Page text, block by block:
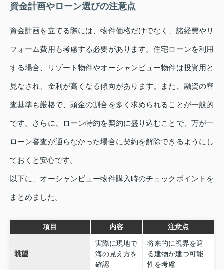
資金計画やローン選びの注意点
資金計画を立てる際には、物件価格だけでなく、諸経費やリ
フォーム費用も考慮する必要があります。住宅ローンを利用
する場合、リゾート物件やオーシャンビュー物件は投資用と
見なされ、金利が高くなる傾向があります。また、融資の審
査基準も厳格で、頭金の割合を多く求められることが一般的
です。さらに、ローン特約を契約に盛り込むことで、万が一
ローン審査が通らなかった場合に契約を解除できるようにし
ておくと安心です。
以下に、オーシャンビュー物件購入時のチェックポイントを
まとめました。
項目 内容 注意点
眺望
実際に現地で
海の見え方を
確認
将来的に視界を遮
る建物が建つ可能
性を考慮